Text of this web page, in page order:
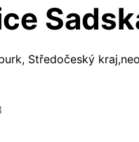
Středočeský